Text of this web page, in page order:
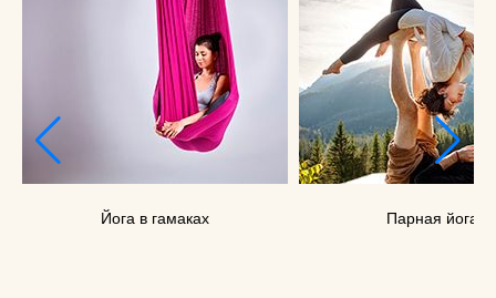
Йога в гамаках Парная йога